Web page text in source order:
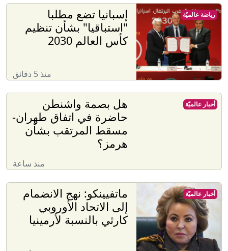
إسبانيا تضع مطلبا
"استباقيا" بشأن تنظيم
كأس العالم 2030
منذ 5 دقائق
رياضة عالميّة
هل بصمة واشنطن
حاضرة في اتفاق طهران-
مسقط المرتقب بشأن
هرمز؟
منذ ساعة
أخبار عالميّة
ماتفيينكو: نهج الانضمام
إلى الاتحاد الأوروبي
كارثي بالنسبة لأرمينيا
أخبار عالميّة